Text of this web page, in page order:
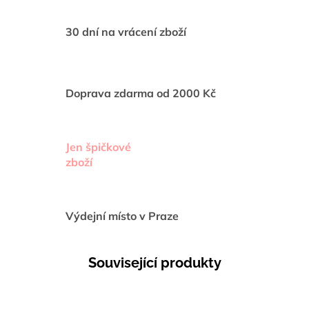
30 dní na vrácení zboží
Doprava zdarma od 2000 Kč
Jen špičkové
zboží
Výdejní místo v Praze
Související produkty